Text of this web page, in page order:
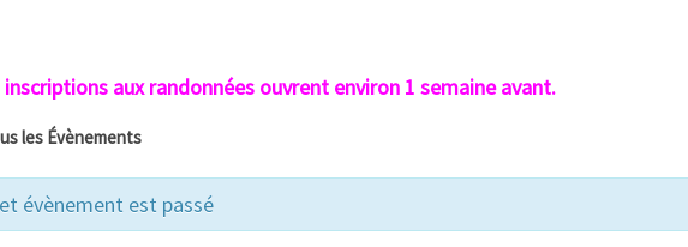
inscriptions aux randonnées ouvrent environ 1 semaine avant.
les Évènements
évènement est passé